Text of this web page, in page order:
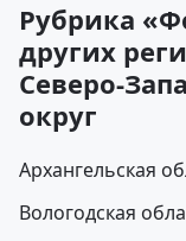
Рубрика
других
Северо-
округ
Архангельская
Вологодская